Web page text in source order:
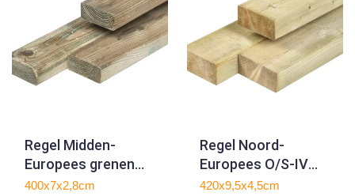
Regel Midden-
Europees grenen
2.8x7.0x400cm
400x7x2,8cm
Regel Noord-
Europees O/S-IV
vuren
420x9,5x4,5cm